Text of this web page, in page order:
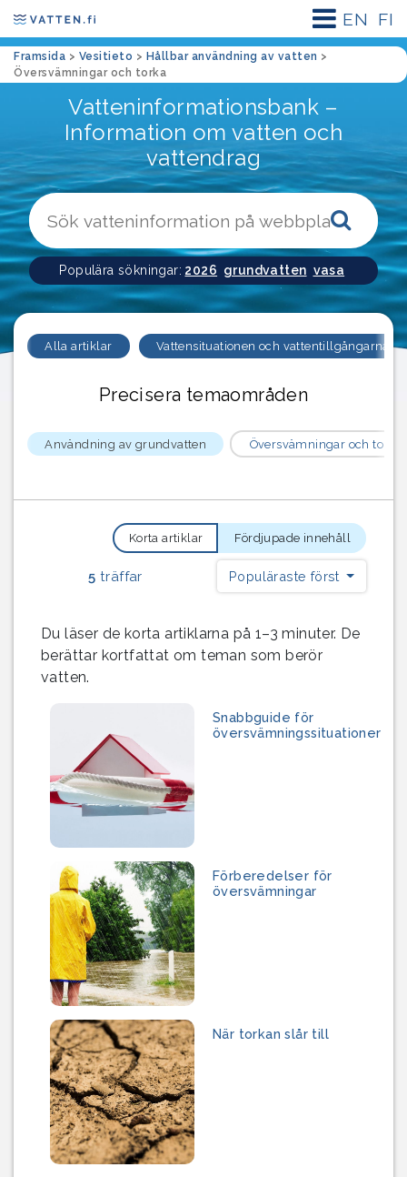
FI
EN
Framsida > Vesitieto > Hållbar användning av vatten >
Översvämningar och torka
Vatteninformationsbank –
Information om vatten och
vattendrag
Populära sökningar: 2026 grundvatten vasa
Alla artiklar Vattensituationen och vattentillgångarna
Precisera temaområden
Användning av grundvatten Översvämningar och torka
Korta artiklar Fördjupade innehåll
5 träffar Populäraste först
Du läser de korta artiklarna på 1–3 minuter. De
berättar kortfattat om teman som berör
vatten.
Snabbguide för
översvämningssituationer
Förberedelser för
översvämningar
När torkan slår till